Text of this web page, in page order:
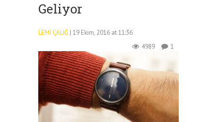
Geliyor
LEMI ÇALIĞ | 19 Ekim, 2016 at 11:36
4989
1